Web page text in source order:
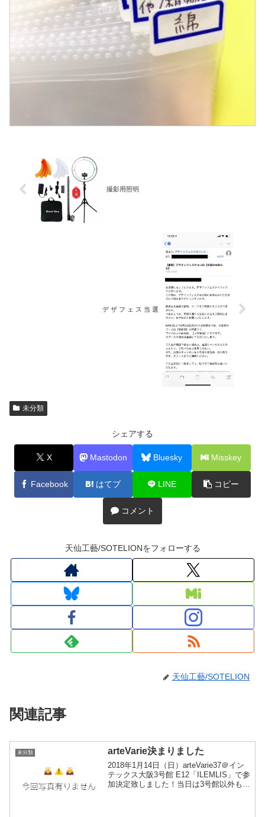
撮影用照明
デ ザ フ ェ ス 当 選
未分類
シェアする
X Mastodon Bluesky Misskey
Facebook はてブ LINE コピー
コメント
天仙工藝/SOTELIONをフォローする
天仙工藝/SOTELION
関連記事
未分類 arteVarie決まりました
2018年1月14日（日）arteVarie37＠イン
テックス大阪3号館 E12「ILEMLIS」で参
加決定致しました！当日は3号館以外も